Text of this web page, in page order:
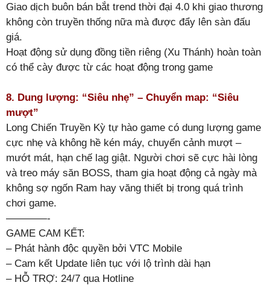
Giao dịch buôn bán bắt trend thời đại 4.0 khi giao thương
không còn truyền thống nữa mà được đẩy lên sàn đấu
giá.
Hoạt động sử dụng đồng tiền riêng (Xu Thánh) hoàn toàn
có thể cày được từ các hoạt động trong game
8. Dung lượng: “Siêu nhẹ” – Chuyển map: “Siêu
mượt”
Long Chiến Truyền Kỳ tự hào game có dung lượng game
cực nhẹ và không hề kén máy, chuyển cảnh mượt –
mướt mát, hạn chế lag giật. Người chơi sẽ cực hài lòng
và treo máy săn BOSS, tham gia hoạt động cả ngày mà
không sợ ngốn Ram hay văng thiết bị trong quá trình
chơi game.
————-
GAME CAM KẾT:
– Phát hành độc quyền bởi VTC Mobile
– Cam kết Update liên tục với lộ trình dài hạn
– HỖ TRỢ: 24/7 qua Hotline